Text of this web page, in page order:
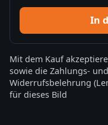
In
Mit dem Kauf
sowie die Zahlungs-
Widerrufsbelehrung
für dieses Bild